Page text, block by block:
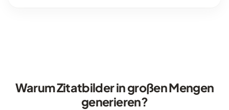
Warum Zitatbilder in großen Mengen
generieren?